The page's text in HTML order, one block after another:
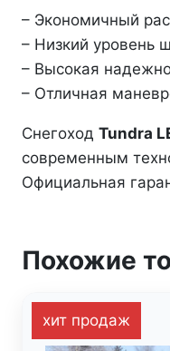
– Экономичный
– Низкий уровень
– Высокая
– Отличная
Снегоход Tundra
современным
Официальная
Похожие
хит продаж